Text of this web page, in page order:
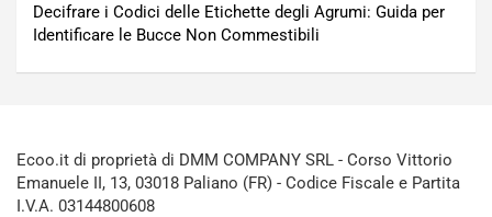
Decifrare i Codici delle Etichette degli Agrumi: Guida per
Identificare le Bucce Non Commestibili
Ecoo.it di proprietà di DMM COMPANY SRL - Corso Vittorio
Emanuele II, 13, 03018 Paliano (FR) - Codice Fiscale e Partita
I.V.A. 03144800608